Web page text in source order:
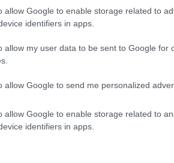
allow Google to enable storage related to
identifiers in apps.
allow my user data to be sent to Google for
allow Google to send me personalized
allow Google to enable storage related to
identifiers in apps.
των υδάτων σε όλο τον δρόμο
Στη συνέχεια σειρά έχει ο
μας ενημέρωσε η τεχνική υπηρεσία